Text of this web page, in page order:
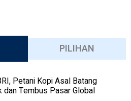
PILIHAN
Petani Kopi Asal Batang
dan Tembus Pasar Global